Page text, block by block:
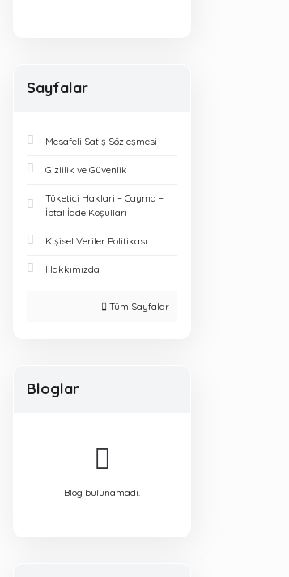
Sayfalar
Mesafeli Satış Sözleşmesi
Gizlilik ve Güvenlik
Tüketici Haklari – Cayma –
İptal İade Koşullari
Kişisel Veriler Politikası
Hakkımızda
Tüm Sayfalar
Bloglar
Blog bulunamadı.